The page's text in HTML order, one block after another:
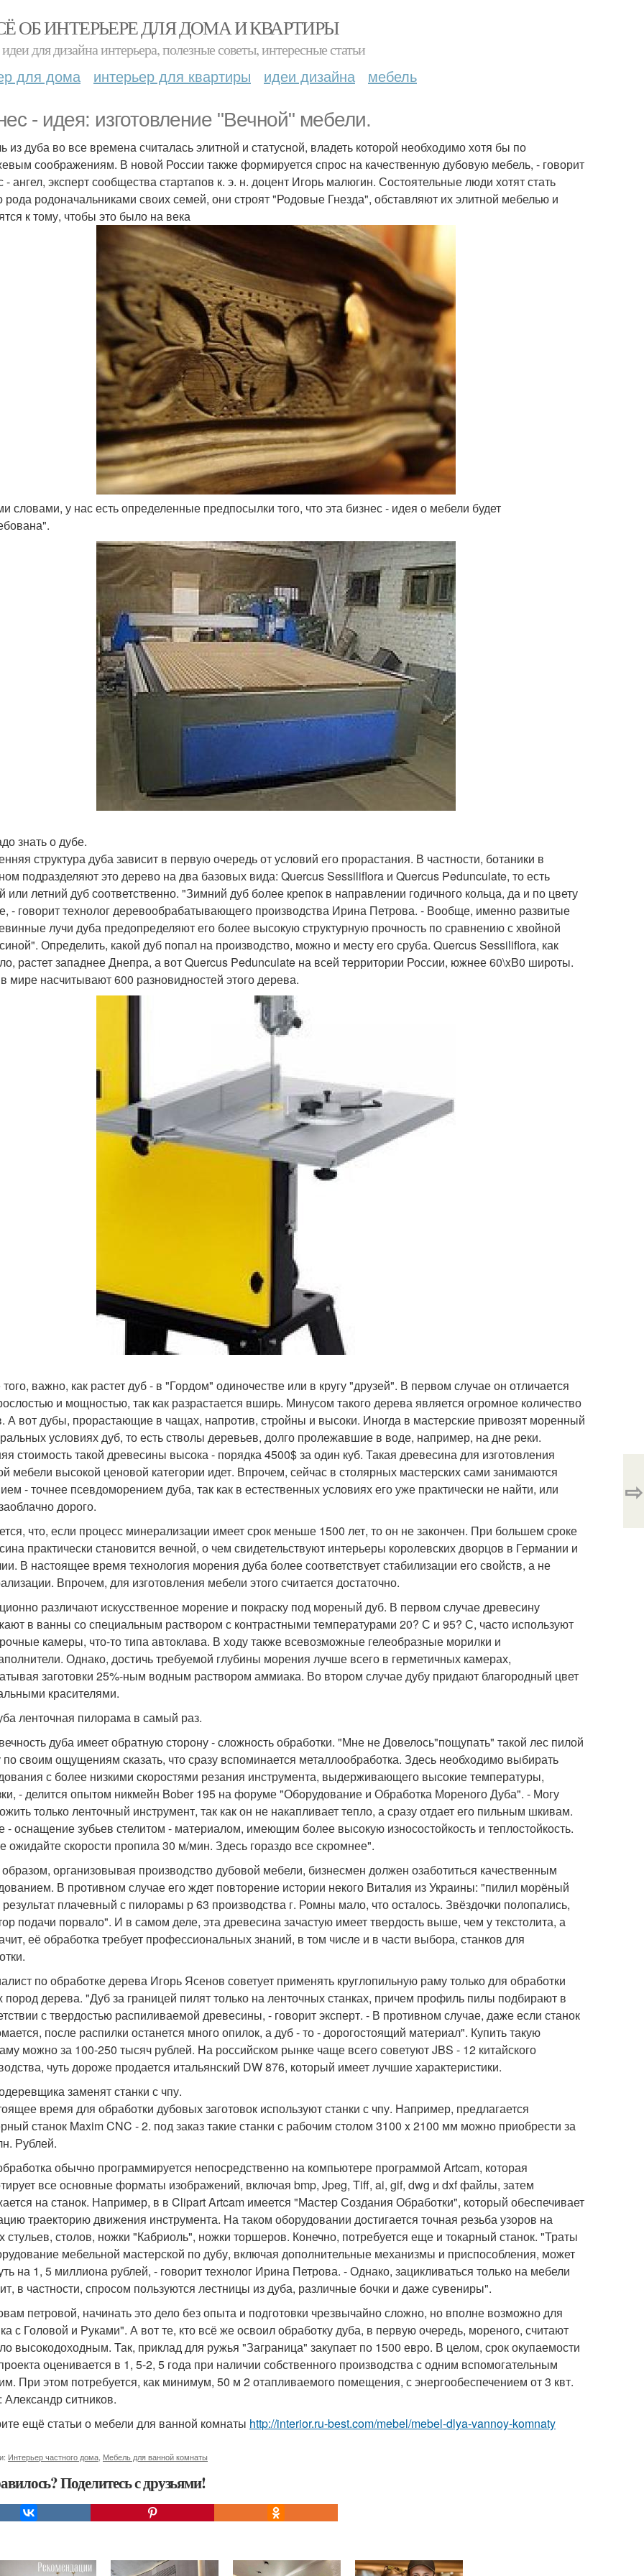
ОБ ИНТЕРЬЕРЕ ДЛЯ ДОМА И КВАРТИРЫ
для дизайна интерьера, полезные советы, интересные статьи
для дома интерьер для квартиры идеи дизайна мебель
- идея: изготовление "Вечной" мебели.
из дуба во все времена считалась элитной и статусной, владеть которой необходимо хотя бы по
соображениям. В новой России также формируется спрос на качественную дубовую мебель, - говорит
- ангел, эксперт сообщества стартапов к. э. н. доцент Игорь малюгин. Состоятельные люди хотят стать
рода родоначальниками своих семей, они строят "Родовые Гнезда", обставляют их элитной мебелью и
к тому, чтобы это было на века
словами, у нас есть определенные предпосылки того, что эта бизнес - идея о мебели будет
знать о дубе.
структура дуба зависит в первую очередь от условий его прорастания. В частности, ботаники в
подразделяют это дерево на два базовых вида: Quercus Sessiliflora и Quercus Pedunculate, то есть
или летний дуб соответственно. "Зимний дуб более крепок в направлении годичного кольца, да и по цвету
- говорит технолог деревообрабатывающего производства Ирина Петрова. - Вообще, именно развитые
лучи дуба предопределяют его более высокую структурную прочность по сравнению с хвойной
Определить, какой дуб попал на производство, можно и месту его сруба. Quercus Sessiliflora, как
растет западнее Днепра, а вот Quercus Pedunculate на всей территории России, южнее 60\xB0 широты.
мире насчитывают 600 разновидностей этого дерева.
важно, как растет дуб - в "Гордом" одиночестве или в кругу "друзей". В первом случае он отличается
и мощностью, так как разрастается вширь. Минусом такого дерева является огромное количество
А вот дубы, прорастающие в чащах, напротив, стройны и высоки. Иногда в мастерские привозят моренный
условиях дуб, то есть стволы деревьев, долго пролежавшие в воде, например, на дне реки.
стоимость такой древесины высока - порядка 4500$ за один куб. Такая древесина для изготовления
мебели высокой ценовой категории идет. Впрочем, сейчас в столярных мастерских сами занимаются
- точнее псевдоморением дуба, так как в естественных условиях его уже практически не найти, или
дорого.
что, если процесс минерализации имеет срок меньше 1500 лет, то он не закончен. При большем сроке
практически становится вечной, о чем свидетельствуют интерьеры королевских дворцов в Германии и
В настоящее время технология морения дуба более соответствует стабилизации его свойств, а не
Впрочем, для изготовления мебели этого считается достаточно.
различают искусственное морение и покраску под мореный дуб. В первом случае древесину
в ванны со специальным раствором с контрастными температурами 20? С и 95? С, часто используют
камеры, что-то типа автоклава. В ходу также всевозможные гелеобразные морилки и
Однако, достичь требуемой глубины морения лучше всего в герметичных камерах,
заготовки 25%-ным водным раствором аммиака. Во втором случае дубу придают благородный цвет
красителями.
ленточная пилорама в самый раз.
дуба имеет обратную сторону - сложность обработки. "Мне не Довелось"пощупать" такой лес пилой
по своим ощущениям сказать, что сразу вспоминается металлообработка. Здесь необходимо выбирать
с более низкими скоростями резания инструмента, выдерживающего высокие температуры,
- делится опытом никмейн Bober 195 на форуме "Оборудование и Обработка Мореного Дуба". - Могу
только ленточный инструмент, так как он не накапливает тепло, а сразу отдает его пильным шкивам.
- оснащение зубьев стелитом - материалом, имеющим более высокую износостойкость и теплостойкость.
ожидайте скорости пропила 30 м/мин. Здесь гораздо все скромнее".
организовывая производство дубовой мебели, бизнесмен должен озаботиться качественным
В противном случае его ждет повторение истории некого Виталия из Украины: "пилил морёный
плачевный с пилорамы р 63 производства г. Ромны мало, что осталось. Звёздочки полопались,
подачи порвало". И в самом деле, эта древесина зачастую имеет твердость выше, чем у текстолита, а
её обработка требует профессиональных знаний, в том числе и в части выбора, станков для
по обработке дерева Игорь Ясенов советует применять круглопильную раму только для обработки
пород дерева. "Дуб за границей пилят только на ленточных станках, причем профиль пилы подбирают в
с твердостью распиливаемой древесины, - говорит эксперт. - В противном случае, даже если станок
после распилки останется много опилок, а дуб - то - дорогостоящий материал". Купить такую
можно за 100-250 тысяч рублей. На российском рынке чаще всего советуют JBS - 12 китайского
чуть дороже продается итальянский DW 876, который имеет лучшие характеристики.
заменят станки с чпу.
время для обработки дубовых заготовок используют станки с чпу. Например, предлагается
станок Maxim CNC - 2. под заказ такие станки с рабочим столом 3100 x 2100 мм можно приобрести за
Рублей.
обычно программируется непосредственно на компьютере программой Artcam, которая
все основные форматы изображений, включая bmp, Jpeg, Tiff, ai, gif, dwg и dxf файлы, затем
на станок. Например, в в Clipart Artcam имеется "Мастер Создания Обработки", который обеспечивает
траекторию движения инструмента. На таком оборудовании достигается точная резьба узоров на
стульев, столов, ножки "Кабриоль", ножки торшеров. Конечно, потребуется еще и токарный станок. "Траты
мебельной мастерской по дубу, включая дополнительные механизмы и приспособления, может
на 1, 5 миллиона рублей, - говорит технолог Ирина Петрова. - Однако, зацикливаться только на мебели
в частности, спросом пользуются лестницы из дуба, различные бочки и даже сувениры".
петровой, начинать это дело без опыта и подготовки чрезвычайно сложно, но вполне возможно для
с Головой и Руками". А вот те, кто всё же освоил обработку дуба, в первую очередь, мореного, считают
высокодоходным. Так, приклад для ружья "Заграница" закупает по 1500 евро. В целом, срок окупаемости
оценивается в 1, 5-2, 5 года при наличии собственного производства с одним вспомогательным
При этом потребуется, как минимум, 50 м 2 отапливаемого помещения, с энергообеспечением от 3 квт.
Александр ситников.
ещё статьи о мебели для ванной комнаты http://interior.ru-best.com/mebel/mebel-dlya-vannoy-komnaty
Интерьер частного дома Мебель для ванной комнаты
Поделитесь с друзьями!
⇨